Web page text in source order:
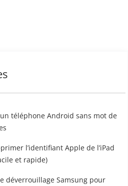
téléphone Android sans mot de
l’identifiant Apple de l’iPad
et rapide)
déverrouillage Samsung pour